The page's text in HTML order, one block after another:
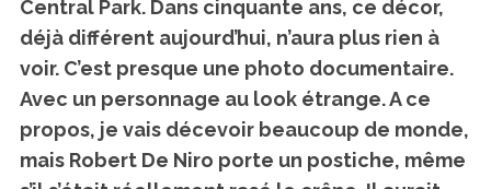
Central Park. Dans cinquante ans, ce décor,
déjà différent aujourd’hui, n’aura plus rien à
voir. C’est presque une photo documentaire.
Avec un personnage au look étrange. A ce
propos, je vais décevoir beaucoup de monde,
mais Robert De Niro porte un postiche, même